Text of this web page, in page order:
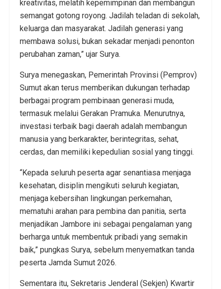
kreativitas, melatih kepemimpinan dan membangun
semangat gotong royong. Jadilah teladan di sekolah,
keluarga dan masyarakat. Jadilah generasi yang
membawa solusi, bukan sekadar menjadi penonton
perubahan zaman,” ujar Surya.
Surya menegaskan, Pemerintah Provinsi (Pemprov)
Sumut akan terus memberikan dukungan terhadap
berbagai program pembinaan generasi muda,
termasuk melalui Gerakan Pramuka. Menurutnya,
investasi terbaik bagi daerah adalah membangun
manusia yang berkarakter, berintegritas, sehat,
cerdas, dan memiliki kepedulian sosial yang tinggi.
“Kepada seluruh peserta agar senantiasa menjaga
kesehatan, disiplin mengikuti seluruh kegiatan,
menjaga kebersihan lingkungan perkemahan,
mematuhi arahan para pembina dan panitia, serta
menjadikan Jambore ini sebagai pengalaman yang
berharga untuk membentuk pribadi yang semakin
baik,” pungkas Surya, sebelum menyematkan tanda
peserta Jamda Sumut 2026.
Sementara itu, Sekretaris Jenderal (Sekjen) Kwartir